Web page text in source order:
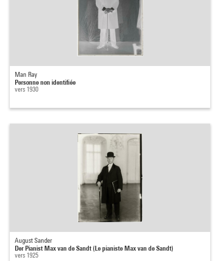
Man Ray
Personne non identifiée
vers 1930
August Sander
Der Pianist Max van de Sandt (Le pianiste Max van de Sandt)
vers 1925